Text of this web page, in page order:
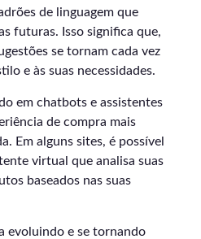
de linguagem que
futuras. Isso significa que,
se tornam cada vez
e às suas necessidades.
em chatbots e assistentes
de compra mais
Em alguns sites, é possível
virtual que analisa suas
baseados nas suas
evoluindo e se tornando